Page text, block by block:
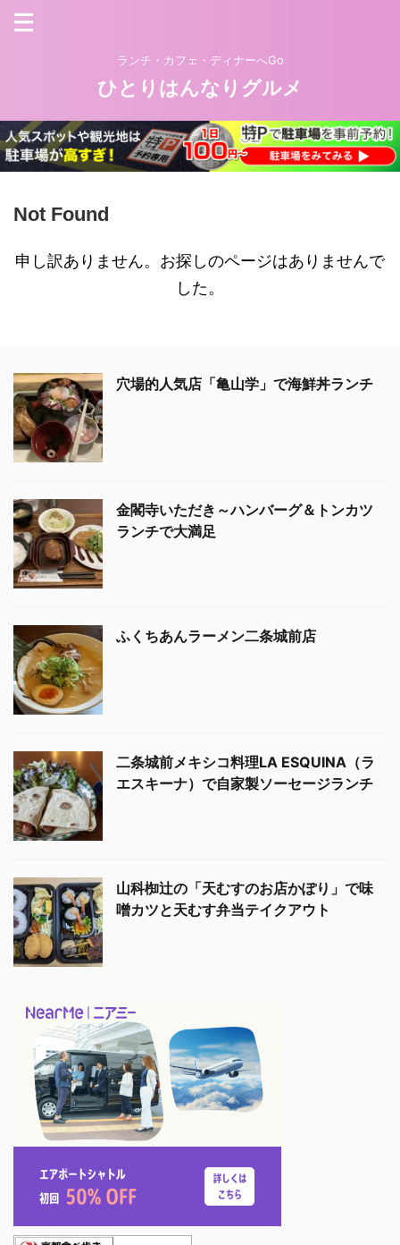
ランチ・カフェ・ディナーへGo
ひとりはんなりグルメ
Not Found
申し訳ありません。お探しのページはありませんで
した。
穴場的人気店「亀山学」で海鮮丼ランチ
金閣寺いただき～ハンバーグ＆トンカツ
ランチで大満足
ふくちあんラーメン二条城前店
二条城前メキシコ料理LA ESQUINA（ラ
エスキーナ）で自家製ソーセージランチ
山科椥辻の「天むすのお店かぽり」で味
噌カツと天むす弁当テイクアウト